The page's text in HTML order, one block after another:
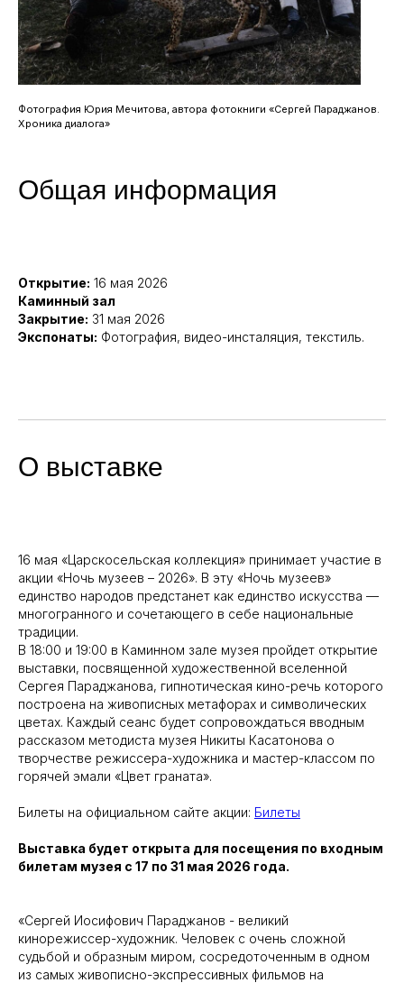
Фотография Юрия Мечитова, автора фотокниги «Сергей Параджанов.
Хроника диалога»
Общая информация
Открытие: 16 мая 2026
Каминный зал
Закрытие: 31 мая 2026
Экспонаты: Фотография, видео-инсталяция, текстиль.
О выставке
16 мая «Царскосельская коллекция» принимает участие в
акции «Ночь музеев – 2026». В эту «Ночь музеев»
единство народов предстанет как единство искусства —
многогранного и сочетающего в себе национальные
традиции.
В 18:00 и 19:00 в Каминном зале музея пройдет открытие
выставки, посвященной художественной вселенной
Сергея Параджанова, гипнотическая кино-речь которого
построена на живописных метафорах и символических
цветах. Каждый сеанс будет сопровождаться вводным
рассказом методиста музея Никиты Касатонова о
творчестве режиссера-художника и мастер-классом по
горячей эмали «Цвет граната».
Билеты на официальном сайте акции: Билеты
Выставка будет открыта для посещения по входным
билетам музея с 17 по 31 мая 2026 года.
«Сергей Иосифович Параджанов - великий
кинорежиссер-художник. Человек с очень сложной
судьбой и образным миром, сосредоточенным в одном
из самых живописно-экспрессивных фильмов на